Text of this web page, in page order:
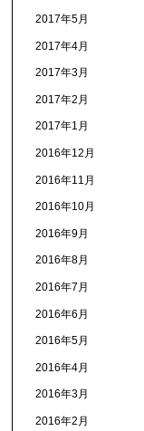
2017年5月
2017年4月
2017年3月
2017年2月
2017年1月
2016年12月
2016年11月
2016年10月
2016年9月
2016年8月
2016年7月
2016年6月
2016年5月
2016年4月
2016年3月
2016年2月